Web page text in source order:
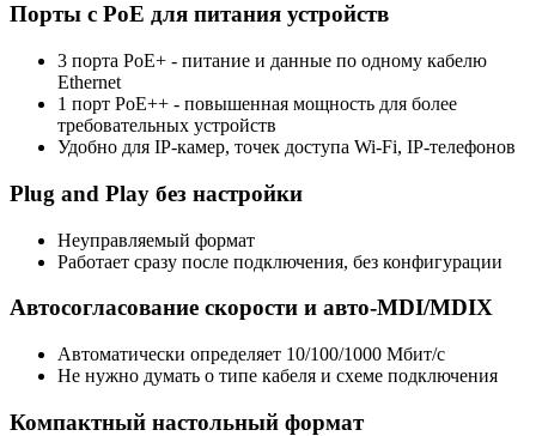
Порты с PoE для питания устройств
3 порта PoE+ - питание и данные по одному кабелю
Ethernet
1 порт PoE++ - повышенная мощность для более
требовательных устройств
Удобно для IP-камер, точек доступа Wi-Fi, IP-телефонов
Plug and Play без настройки
Неуправляемый формат
Работает сразу после подключения, без конфигурации
Автосогласование скорости и авто-MDI/MDIX
Автоматически определяет 10/100/1000 Мбит/с
Не нужно думать о типе кабеля и схеме подключения
Компактный настольный формат